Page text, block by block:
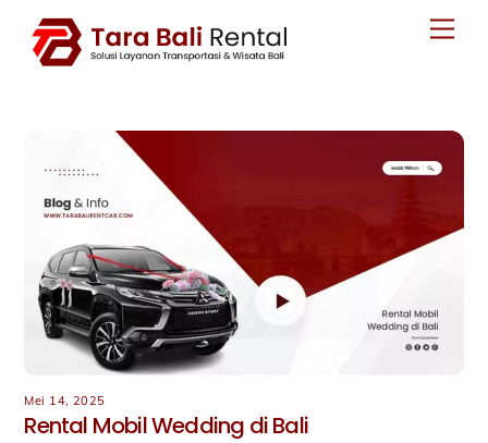
content
Mei 14, 2025
Rental Mobil Wedding di Bali